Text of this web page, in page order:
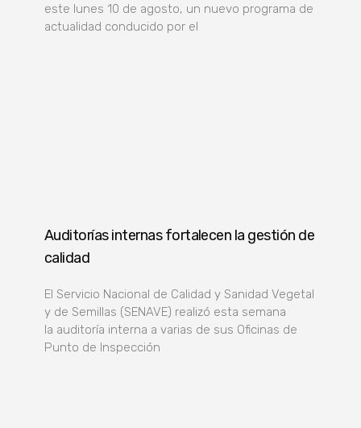
este lunes 10 de agosto, un nuevo programa de
actualidad conducido por el
Auditorías internas fortalecen la gestión de
calidad
El Servicio Nacional de Calidad y Sanidad Vegetal
y de Semillas (SENAVE) realizó esta semana
la auditoría interna a varias de sus Oficinas de
Punto de Inspección